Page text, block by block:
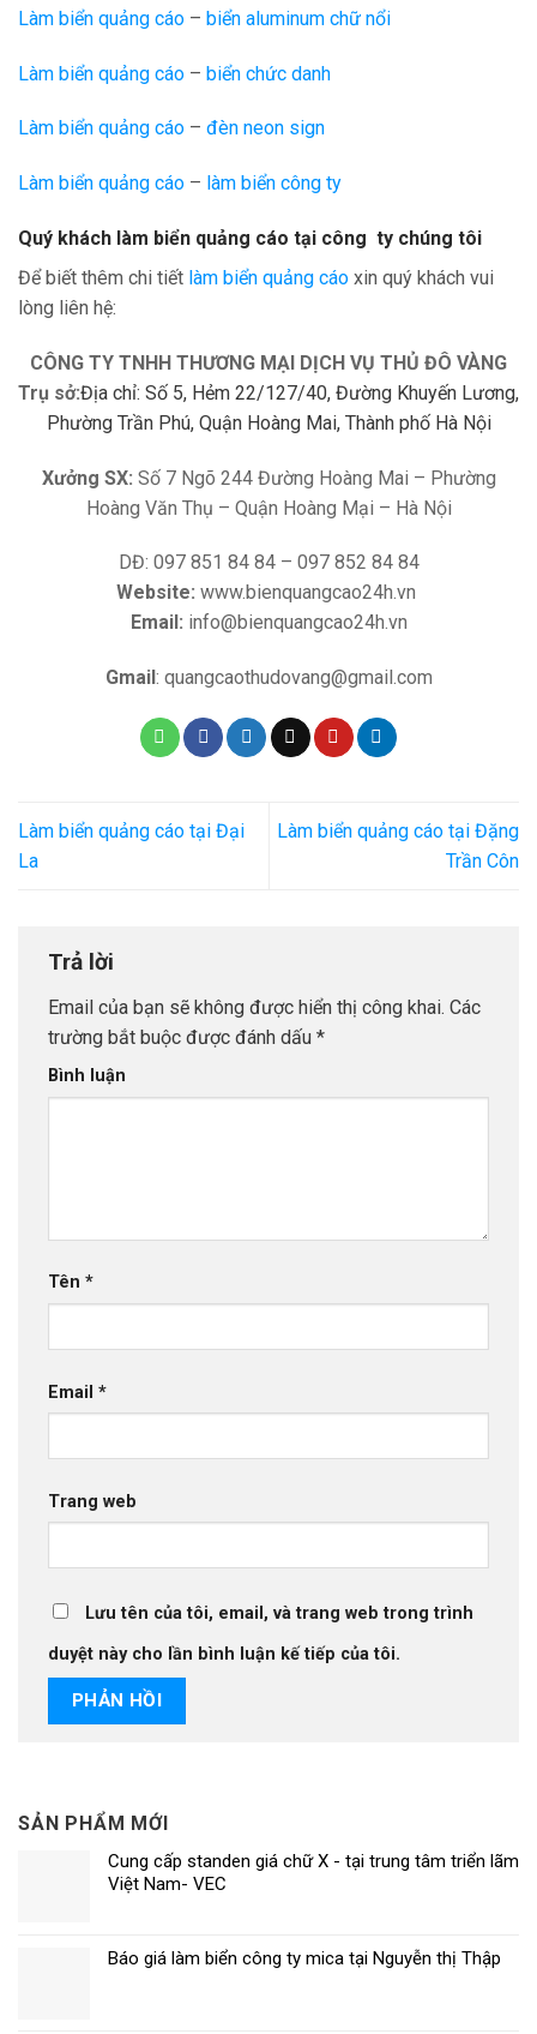
SẢN PHẨM MỚI
Cung cấp standen giá chữ X - tại trung tâm triển lãm
Việt Nam- VEC
Báo giá làm biển công ty mica tại Nguyễn thị Thập
Làm biển quảng cáo – biển aluminum chữ nổi
Làm biển quảng cáo – biển chức danh
Làm biển quảng cáo – đèn neon sign
Làm biển quảng cáo – làm biển công ty
Quý khách làm biển quảng cáo tại công ty chúng tôi
Để biết thêm chi tiết làm biển quảng cáo xin quý khách vui
lòng liên hệ:
CÔNG TY TNHH THƯƠNG MẠI DỊCH VỤ THỦ ĐÔ VÀNG
Trụ sở:Địa chỉ: Số 5, Hẻm 22/127/40, Đường Khuyến Lương,
Phường Trần Phú, Quận Hoàng Mai, Thành phố Hà Nội
Xưởng SX: Số 7 Ngõ 244 Đường Hoàng Mai – Phường
Hoàng Văn Thụ – Quận Hoàng Mại – Hà Nội
DĐ: 097 851 84 84 – 097 852 84 84
Website: www.bienquangcao24h.vn
Email: info@bienquangcao24h.vn
Gmail: quangcaothudovang@gmail.com
Làm biển quảng cáo tại Đại
La
Làm biển quảng cáo tại Đặng
Trần Côn
Trả lời
Email của bạn sẽ không được hiển thị công khai. Các
trường bắt buộc được đánh dấu *
Bình luận
Tên *
Email *
Trang web
Lưu tên của tôi, email, và trang web trong trình
duyệt này cho lần bình luận kế tiếp của tôi.